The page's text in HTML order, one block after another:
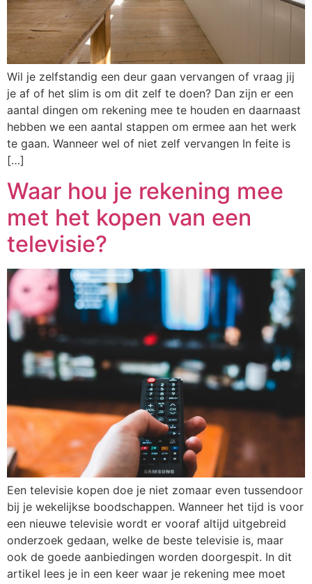
Wil je zelfstandig een deur gaan vervangen of vraag jij
je af of het slim is om dit zelf te doen? Dan zijn er een
aantal dingen om rekening mee te houden en daarnaast
hebben we een aantal stappen om ermee aan het werk
te gaan. Wanneer wel of niet zelf vervangen In feite is
[…]
Waar hou je rekening mee
met het kopen van een
televisie?
Een televisie kopen doe je niet zomaar even tussendoor
bij je wekelijkse boodschappen. Wanneer het tijd is voor
een nieuwe televisie wordt er vooraf altijd uitgebreid
onderzoek gedaan, welke de beste televisie is, maar
ook de goede aanbiedingen worden doorgespit. In dit
artikel lees je in een keer waar je rekening mee moet